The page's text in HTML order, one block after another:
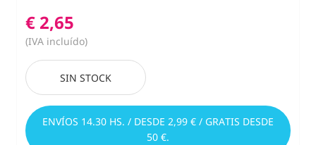
€ 2,65
(IVA incluído)
SIN STOCK
ENVÍOS 14.30 HS. / DESDE 2,99 € / GRATIS DESDE
50 €.